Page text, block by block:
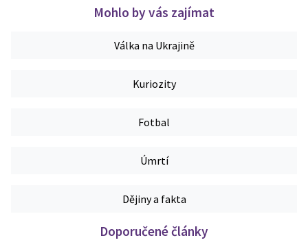
Mohlo by vás zajímat
Válka na Ukrajině
Kuriozity
Fotbal
Úmrtí
Dějiny a fakta
Doporučené články